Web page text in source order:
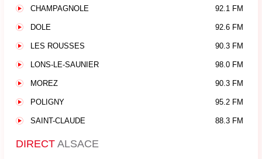
CHAMPAGNOLE 92.1 FM
DOLE 92.6 FM
LES ROUSSES 90.3 FM
LONS-LE-SAUNIER 98.0 FM
MOREZ 90.3 FM
POLIGNY 95.2 FM
SAINT-CLAUDE 88.3 FM
DIRECT ALSACE